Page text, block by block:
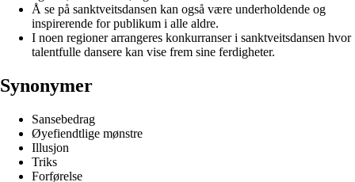
Å se på sanktveitsdansen kan også være underholdende og
inspirerende for publikum i alle aldre.
I noen regioner arrangeres konkurranser i sanktveitsdansen hvor
talentfulle dansere kan vise frem sine ferdigheter.
Synonymer
Sansebedrag
Øyefiendtlige mønstre
Illusjon
Triks
Forførelse